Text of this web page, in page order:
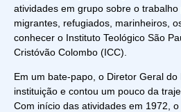
atividades em grupo sobre o
migrantes, refugiados, marinheiros,
conhecer o Instituto Teológico São
Cristóvão Colombo (ICC).
Em um bate-papo, o Diretor Geral
instituição e contou um pouco da
Com início das atividades em 1972,